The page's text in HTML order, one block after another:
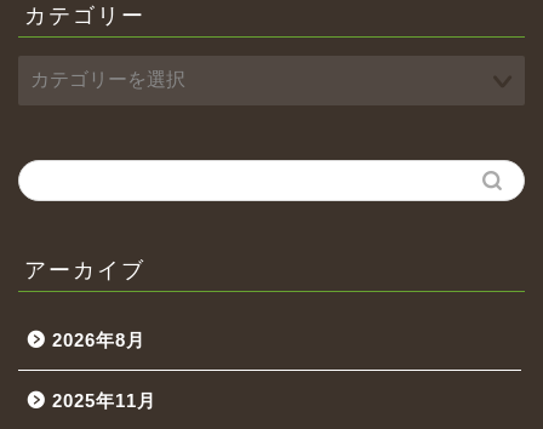
カテゴリー
アーカイブ
2026年8月
2025年11月